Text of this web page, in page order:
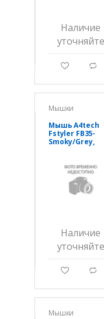
Наличие
уточняйте
g d
Мышки
Мышь A4tech
Fstyler FB35-
Smoky/Grey,
беспроводная
BT+2,4G
Наличие
уточняйте
g d
Мышки